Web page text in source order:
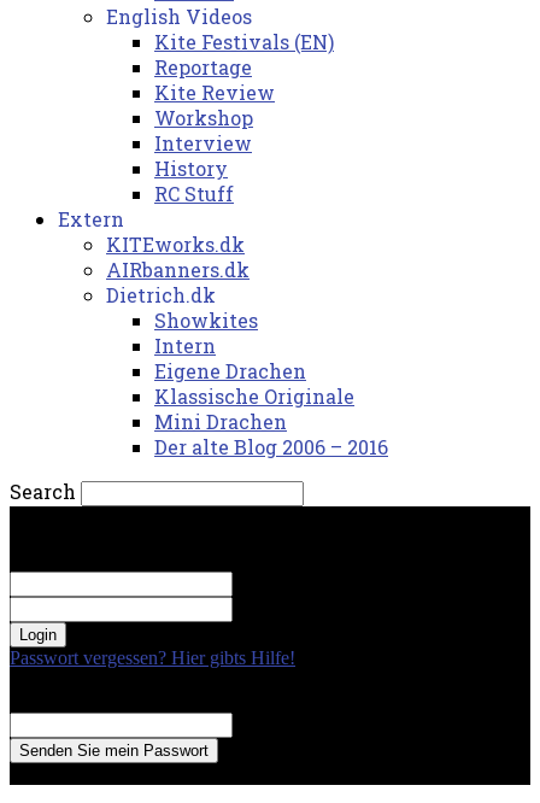
English Videos
Kite Festivals (EN)
Reportage
Kite Review
Workshop
Interview
History
RC Stuff
Extern
KITEworks.dk
AIRbanners.dk
Dietrich.dk
Showkites
Intern
Eigene Drachen
Klassische Originale
Mini Drachen
Der alte Blog 2006 – 2016
Search
Passwort vergessen? Hier gibts Hilfe!